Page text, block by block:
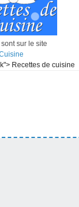
sur le site
Recettes de cuisine